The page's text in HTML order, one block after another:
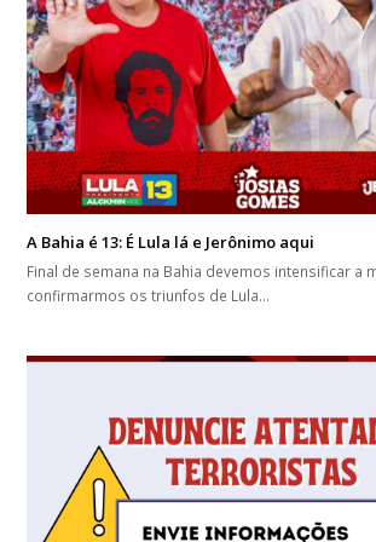
A Bahia é 13: É Lula lá e Jerônimo aqui
Final de semana na Bahia devemos intensificar a
confirmarmos os triunfos de Lula…